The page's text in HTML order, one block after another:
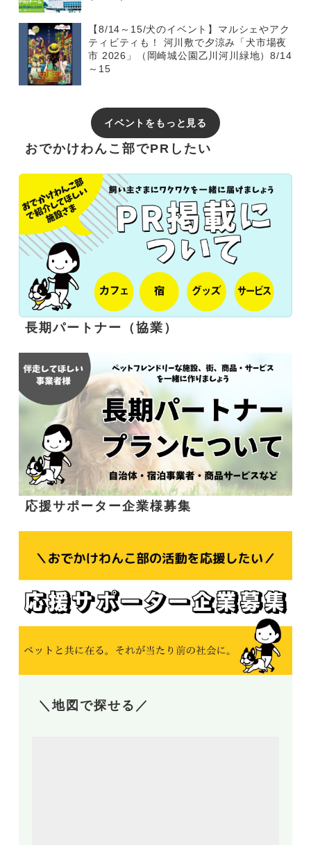
【8/14～15/犬のイベント】マルシェやアク
ティビティも！ 河川敷で夕涼み「犬市場夜
市 2026」（岡崎城公園乙川河川緑地）8/14
～15
イベントをもっと見る
おでかけわんこ部でPRしたい
長期パートナー（協業）
応援サポーター企業様募集
＼地図で探せる／